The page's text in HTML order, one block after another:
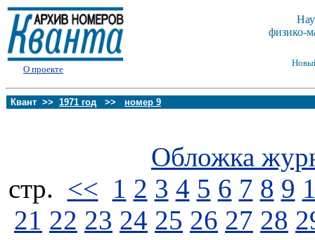
О проекте
физико-
Квант >> 1971 год >> номер 9
Обложка
стp. << 1 2 3 4 5 6 7 8 9
21 22 23 24 25 26 27 28